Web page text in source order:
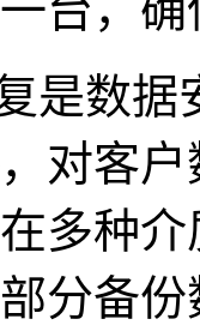
是数据
对客
多种
分备